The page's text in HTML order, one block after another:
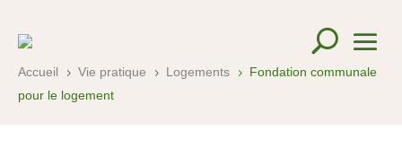
Accueil 5 Vie pratique 5 Logements 5
Fondation communale
pour le logement